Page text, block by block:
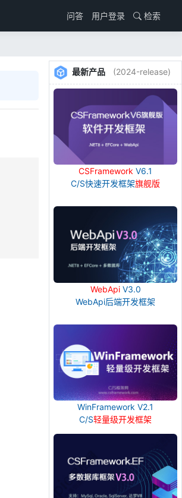
问答 用户登录 检索
最新产品 (2024-release)
CSFramework V6.1
C/S快速开发框架旗舰版
WebApiV3.0
WebApi后端开发框架
WinFramework V2.1
C/S轻量级开发框架